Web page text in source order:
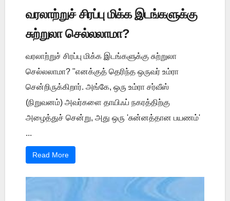
வரலாற்றுச் சிரப்பு மிக்க இடங்களுக்கு
சுற்றுலா செல்லலாமா?
வரலாற்றுச் சிரப்பு மிக்க இடங்களுக்கு சுற்றுலா
செல்லலாமா? "எனக்குத் தெரிந்த ஒருவர் உம்ரா
சென்றிருக்கிறார். அங்கே, ஒரு உம்ரா சர்வீஸ்
(நிறுவனம்) அவர்களை தாயிஃப் நகரத்திற்கு
அழைத்துச் சென்று, அது ஒரு 'சுன்னத்தான பயணம்'
...
Read More